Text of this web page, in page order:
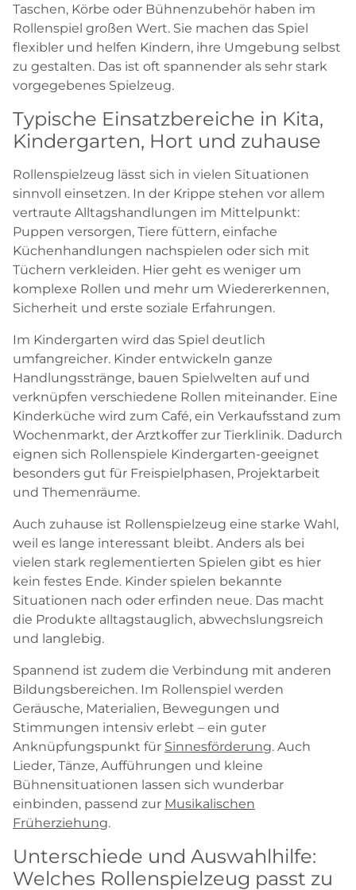
Taschen, Körbe oder Bühnenzubehör haben im
Rollenspiel großen Wert. Sie machen das Spiel
flexibler und helfen Kindern, ihre Umgebung selbst
zu gestalten. Das ist oft spannender als sehr stark
vorgegebenes Spielzeug.
Typische Einsatzbereiche in Kita,
Kindergarten, Hort und zuhause
Rollenspielzeug lässt sich in vielen Situationen
sinnvoll einsetzen. In der Krippe stehen vor allem
vertraute Alltagshandlungen im Mittelpunkt:
Puppen versorgen, Tiere füttern, einfache
Küchenhandlungen nachspielen oder sich mit
Tüchern verkleiden. Hier geht es weniger um
komplexe Rollen und mehr um Wiedererkennen,
Sicherheit und erste soziale Erfahrungen.
Im Kindergarten wird das Spiel deutlich
umfangreicher. Kinder entwickeln ganze
Handlungsstränge, bauen Spielwelten auf und
verknüpfen verschiedene Rollen miteinander. Eine
Kinderküche wird zum Café, ein Verkaufsstand zum
Wochenmarkt, der Arztkoffer zur Tierklinik. Dadurch
eignen sich Rollenspiele Kindergarten-geeignet
besonders gut für Freispielphasen, Projektarbeit
und Themenräume.
Auch zuhause ist Rollenspielzeug eine starke Wahl,
weil es lange interessant bleibt. Anders als bei
vielen stark reglementierten Spielen gibt es hier
kein festes Ende. Kinder spielen bekannte
Situationen nach oder erfinden neue. Das macht
die Produkte alltagstauglich, abwechslungsreich
und langlebig.
Spannend ist zudem die Verbindung mit anderen
Bildungsbereichen. Im Rollenspiel werden
Geräusche, Materialien, Bewegungen und
Stimmungen intensiv erlebt – ein guter
Anknüpfungspunkt für Sinnesförderung. Auch
Lieder, Tänze, Aufführungen und kleine
Bühnensituationen lassen sich wunderbar
einbinden, passend zur Musikalischen
Früherziehung.
Unterschiede und Auswahlhilfe:
Welches Rollenspielzeug passt zu